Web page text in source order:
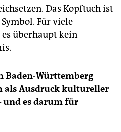
Das Kopftuch ist
Für viele
überhaupt kein
Württemberg
als Ausdruck kultureller
und es darum für